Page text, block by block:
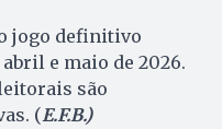
jogo definitivo
e maio de 2026.
são
(E.F.B.)